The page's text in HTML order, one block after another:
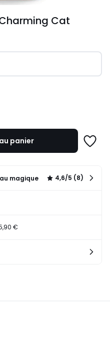
Cat
panier
liste
magique 4,6/5 (8)
€